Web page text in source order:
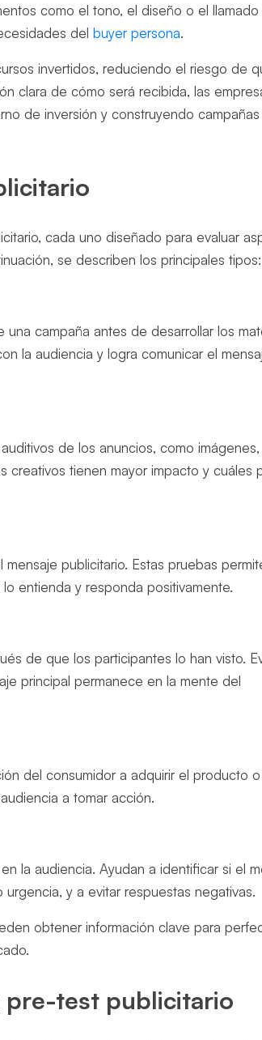
como el tono, el diseño o el llamado
del buyer persona.
invertidos, reduciendo el riesgo de
clara de cómo será recibida, las
de inversión y construyendo
cada uno diseñado para evaluar
se describen los principales tipos:
campaña antes de desarrollar los
la audiencia y logra comunicar el
de los anuncios, como imágenes,
creativos tienen mayor impacto y cuáles
publicitario. Estas pruebas
entienda y responda positivamente.
de que los participantes lo han visto.
principal permanece en la mente del
del consumidor a adquirir el producto o
a tomar acción.
la audiencia. Ayudan a identificar si el
y a evitar respuestas negativas.
obtener información clave para
pre-test publicitario